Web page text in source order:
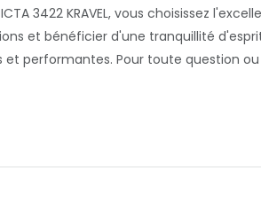
3422 KRAVEL, vous choisissez
et bénéficier d'une tranquillité
et performantes. Pour toute question